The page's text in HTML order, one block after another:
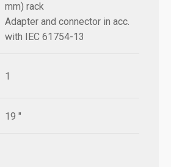
mm) rack
Adapter and connector in acc.
with IEC 61754-13
1
19 "